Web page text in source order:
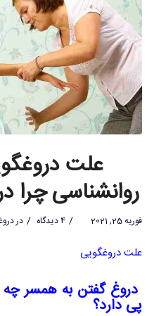
علت
روانشناسی چرا
فوریه 25, 2021 / 4 دیدگاه / در
علت دروغگویی
دروغ گفتن به همسر چه
پی دارد؟